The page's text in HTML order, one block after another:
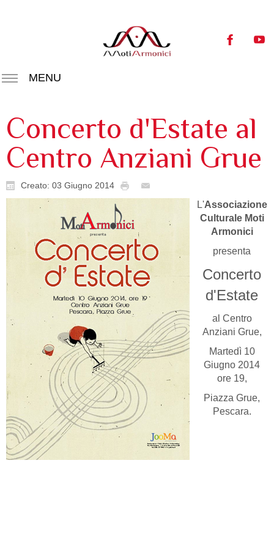
MENU
Concerto d'Estate al
Centro Anziani Grue
Creato: 03 Giugno 2014
L'Associazione
Culturale Moti
Armonici
presenta
Concerto
d'Estate
al Centro
Anziani Grue,
Martedì 10
Giugno 2014
ore 19,
Piazza Grue,
Pescara.